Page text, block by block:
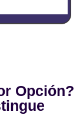
Opción?